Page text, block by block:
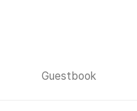
Guestbook